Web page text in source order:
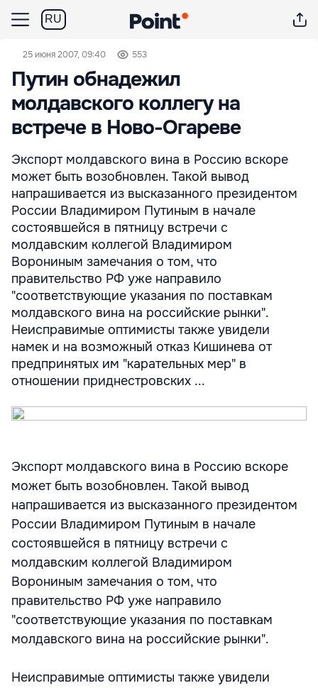
RU
25 июня 2007, 09:40 553
Путин обнадежил
молдавского коллегу на
встрече в Ново-Огареве
Экспорт молдавского вина в Россию вскоре
может быть возобновлен. Такой вывод
напрашивается из высказанного президентом
России Владимиром Путиным в начале
состоявшейся в пятницу встречи с
молдавским коллегой Владимиром
Ворониным замечания о том, что
правительство РФ уже направило
"соответствующие указания по поставкам
молдавского вина на российские рынки".
Неисправимые оптимисты также увидели
намек и на возможный отказ Кишинева от
предпринятых им "карательных мер" в
отношении приднестровских ...
Экспорт молдавского вина в Россию вскоре
может быть возобновлен. Такой вывод
напрашивается из высказанного президентом
России Владимиром Путиным в начале
состоявшейся в пятницу встречи с
молдавским коллегой Владимиром
Ворониным замечания о том, что
правительство РФ уже направило
"соответствующие указания по поставкам
молдавского вина на российские рынки".
Неисправимые оптимисты также увидели